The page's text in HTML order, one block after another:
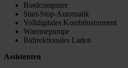
Bordcomputer
Start-Stop-Automatik
Volldigitales Kombiinstrument
Waermepumpe
Bidirektionales Laden
Assistenten